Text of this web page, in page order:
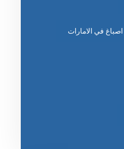
في الامارات